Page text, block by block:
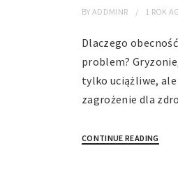
BYADDMINR 1 ROK
Dlaczego
problem?
tylko uciążliwe,
zagrożenie dla
CONTINUE READING